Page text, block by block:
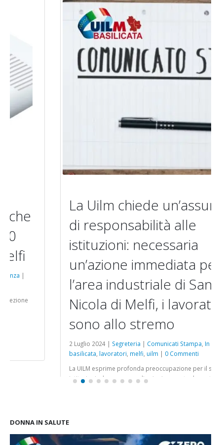
La Uilm chiede un’assunzione
di responsabilità alle
istituzioni: necessaria
un’azione immediata per
l’area industriale di San
Nicola di Melfi, i lavoratori
sono allo stremo
Segreteria |Comunicati Stampa,In Evidenza|
lavoratori,melfi, uilm|0 Commenti
La UILM esprime profonda preoccupazione per il silenzio delle
istituzioni e la mancanza di azioni concrete da parte della giunta